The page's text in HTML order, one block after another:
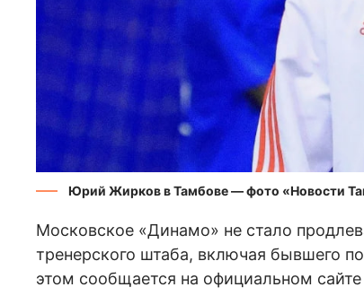
Юрий Жирков в Тамбове — фото «Новости
Московское «Динамо» не стало
тренерского штаба, включая бывшего
этом сообщается на официальном сайте